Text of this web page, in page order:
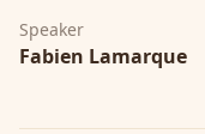
Speaker
Fabien Lamarque